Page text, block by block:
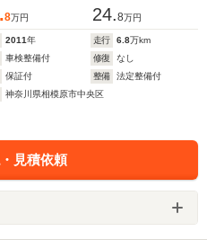
8万円 24.8万円
2011年 走行 6.8万km
車検整備付 修復
なし
保証付 整備
法定整備付
神奈川県相模原市中央区
見積依頼